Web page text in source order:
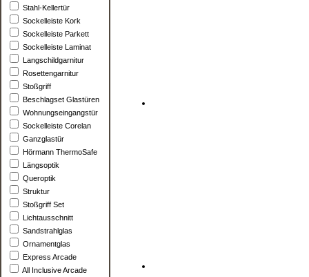
Stahl-Kellertür
Sockelleiste Kork
Sockelleiste Parkett
Sockelleiste Laminat
Langschildgarnitur
Rosettengarnitur
Stoßgriff
Beschlagset Glastüren
Wohnungseingangstür
Sockelleiste Corelan
Ganzglastür
Hörmann ThermoSafe
Längsoptik
Queroptik
Struktur
Stoßgriff Set
Lichtausschnitt
Sandstrahlglas
Ornamentglas
Express Arcade
All Inclusive Arcade